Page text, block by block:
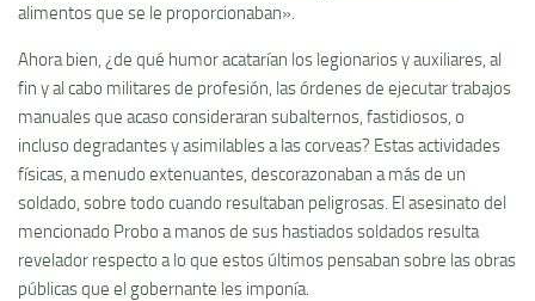
alimentos que se le proporcionaban».
Ahora bien, ¿de qué humor acatarían los legionarios y auxiliares, al
fin y al cabo militares de profesión, las órdenes de ejecutar trabajos
manuales que acaso consideraran subalternos, fastidiosos, o
incluso degradantes y asimilables a las corveas? Estas actividades
físicas, a menudo extenuantes, descorazonaban a más de un
soldado, sobre todo cuando resultaban peligrosas. El asesinato del
mencionado Probo a manos de sus hastiados soldados resulta
revelador respecto a lo que estos últimos pensaban sobre las obras
públicas que el gobernante les imponía.